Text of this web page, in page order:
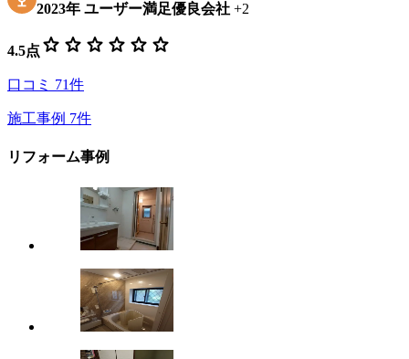
2023年 ユーザー満足優良会社 +2
4.5点 star star star star star star
口コミ 71件
施工事例 7件
リフォーム事例